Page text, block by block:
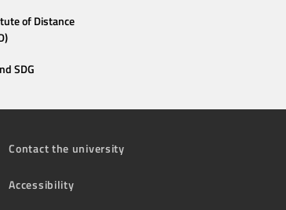
of Distance
SDG
Contact the university
Accessibility